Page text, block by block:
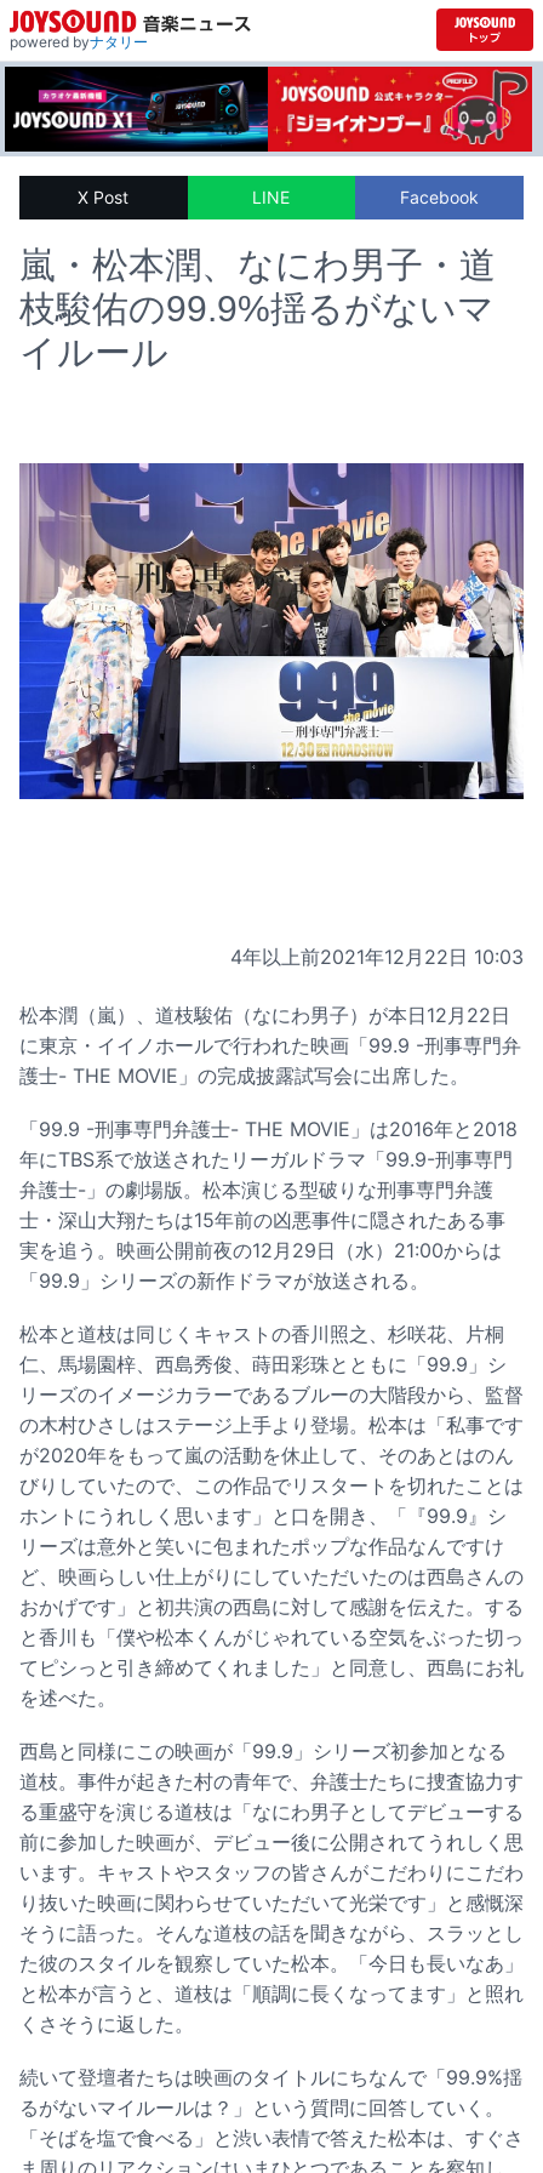
powered byナタリー
X Post LINE Facebook
嵐・松本潤、なにわ男子・道
枝駿佑の99.9%揺るがないマ
イルール
4年以上前2021年12月22日 10:03
松本潤（嵐）、道枝駿佑（なにわ男子）が本日12月22日
に東京・イイノホールで行われた映画「99.9 -刑事専門弁
護士- THE MOVIE」の完成披露試写会に出席した。
「99.9 -刑事専門弁護士- THE MOVIE」は2016年と2018
年にTBS系で放送されたリーガルドラマ「99.9-刑事専門
弁護士-」の劇場版。松本演じる型破りな刑事専門弁護
士・深山大翔たちは15年前の凶悪事件に隠されたある事
実を追う。映画公開前夜の12月29日（水）21:00からは
「99.9」シリーズの新作ドラマが放送される。
松本と道枝は同じくキャストの香川照之、杉咲花、片桐
仁、馬場園梓、西島秀俊、蒔田彩珠とともに「99.9」シ
リーズのイメージカラーであるブルーの大階段から、監督
の木村ひさしはステージ上手より登場。松本は「私事です
が2020年をもって嵐の活動を休止して、そのあとはのん
びりしていたので、この作品でリスタートを切れたことは
ホントにうれしく思います」と口を開き、「『99.9』シ
リーズは意外と笑いに包まれたポップな作品なんですけ
ど、映画らしい仕上がりにしていただいたのは西島さんの
おかげです」と初共演の西島に対して感謝を伝えた。する
と香川も「僕や松本くんがじゃれている空気をぶった切っ
てピシっと引き締めてくれました」と同意し、西島にお礼
を述べた。
西島と同様にこの映画が「99.9」シリーズ初参加となる
道枝。事件が起きた村の青年で、弁護士たちに捜査協力す
る重盛守を演じる道枝は「なにわ男子としてデビューする
前に参加した映画が、デビュー後に公開されてうれしく思
います。キャストやスタッフの皆さんがこだわりにこだわ
り抜いた映画に関わらせていただいて光栄です」と感慨深
そうに語った。そんな道枝の話を聞きながら、スラッとし
た彼のスタイルを観察していた松本。「今日も長いなあ」
と松本が言うと、道枝は「順調に長くなってます」と照れ
くさそうに返した。
続いて登壇者たちは映画のタイトルにちなんで「99.9%揺
るがないマイルールは？」という質問に回答していく。
「そばを塩で食べる」と渋い表情で答えた松本は、すぐさ